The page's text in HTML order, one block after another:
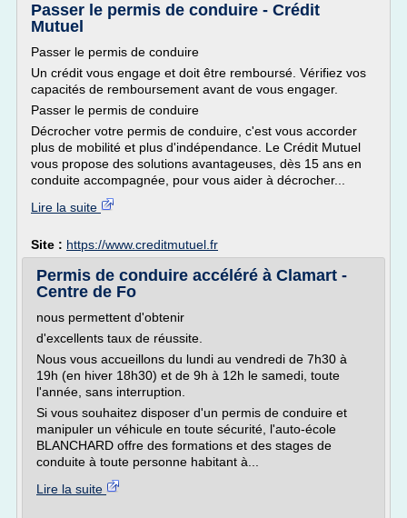
Passer le permis de conduire - Crédit
Mutuel
Passer le permis de conduire
Un crédit vous engage et doit être remboursé. Vérifiez vos
capacités de remboursement avant de vous engager.
Passer le permis de conduire
Décrocher votre permis de conduire, c'est vous accorder
plus de mobilité et plus d'indépendance. Le Crédit Mutuel
vous propose des solutions avantageuses, dès 15 ans en
conduite accompagnée, pour vous aider à décrocher...
Lire la suite
Site : https://www.creditmutuel.fr
Permis de conduire accéléré à Clamart -
Centre de Fo
nous permettent d'obtenir
d'excellents taux de réussite.
Nous vous accueillons du lundi au vendredi de 7h30 à
19h (en hiver 18h30) et de 9h à 12h le samedi, toute
l'année, sans interruption.
Si vous souhaitez disposer d'un permis de conduire et
manipuler un véhicule en toute sécurité, l'auto-école
BLANCHARD offre des formations et des stages de
conduite à toute personne habitant à...
Lire la suite